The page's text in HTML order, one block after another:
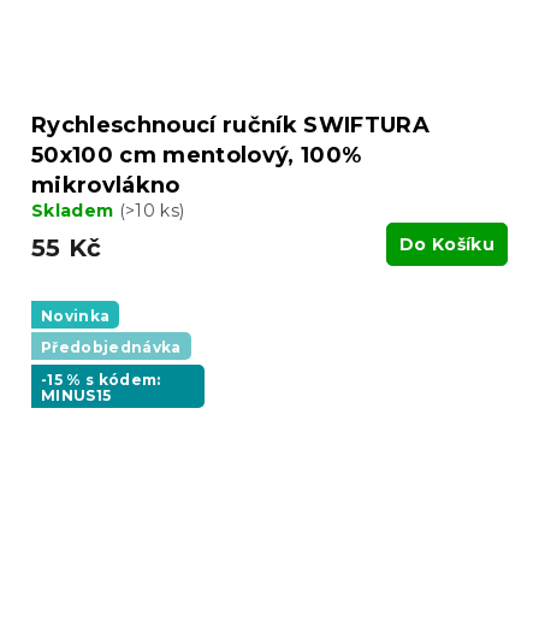
Rychleschnoucí ručník SWIFTURA
50x100 cm mentolový, 100%
mikrovlákno
Skladem (>10 ks)
55 Kč Do Košíku
Novinka
Předobjednávka
-15 % s kódem:
MINUS15